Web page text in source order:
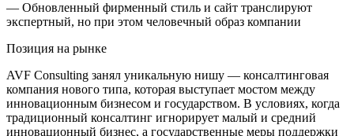
— Обновленный фирменный стиль и сайт транслируют
экспертный, но при этом человечный образ компании
Позиция на рынке
AVF Consulting занял уникальную нишу — консалтинговая
компания нового типа, которая выступает мостом между
инновационным бизнесом и государством. В условиях, когда
традиционный консалтинг игнорирует малый и средний
инновационный бизнес, а государственные меры поддержки